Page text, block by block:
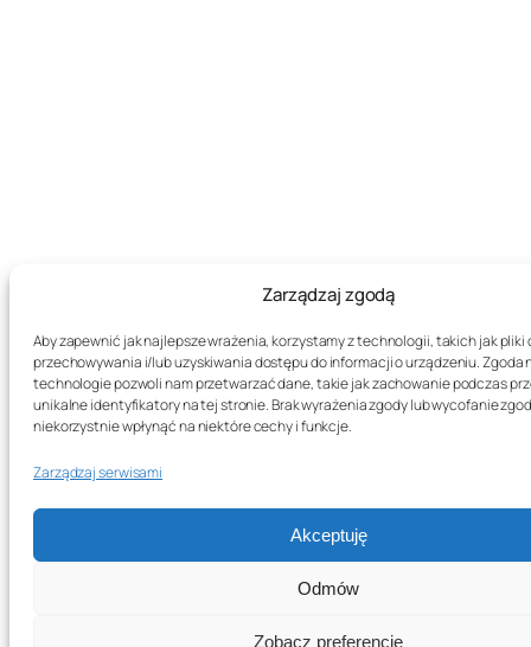
Zarządzaj zgodą
Aby zapewnić jak najlepsze wrażenia, korzystamy z technologii, takich jak pliki
przechowywania i/lub uzyskiwania dostępu do informacji o urządzeniu. Zgoda
technologie pozwoli nam przetwarzać dane, takie jak zachowanie podczas
unikalne identyfikatory na tej stronie. Brak wyrażenia zgody lub wycofanie
niekorzystnie wpłynąć na niektóre cechy i funkcje.
Zarządzaj serwisami
Akceptuję
Odmów
Zobacz preferencje